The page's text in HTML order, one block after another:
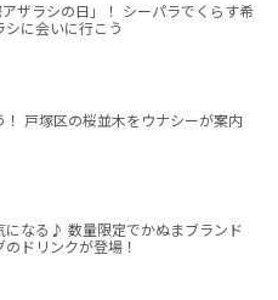
ザラシの日」！ シーパラでくらす希
に会いに行こう
戸塚区の桜並木をウナシーが案内
になる♪ 数量限定でかぬまブランド
ドリンクが登場！